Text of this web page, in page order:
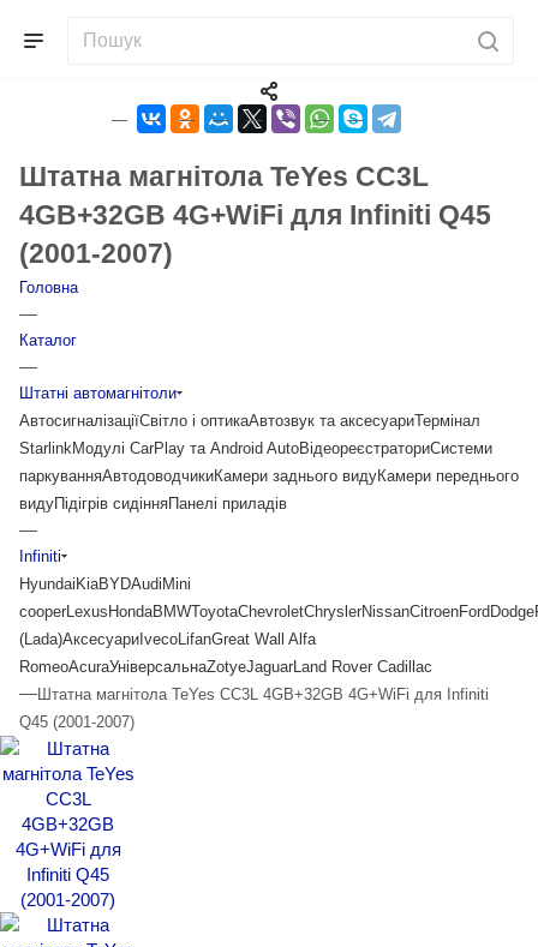
Штатна магнітола TeYes CC3L
4GB+32GB 4G+WiFi для Infiniti Q45
(2001-2007)
Головна
—
Каталог
—
Штатні автомагнітоли
АвтосигналізаціїСвітло і оптикаАвтозвук та аксесуариТермінал
StarlinkМодулі CarPlay та Android AutoВідеореєстраториСистеми
паркуванняАвтодоводчикиКамери заднього видуКамери переднього
видуПідігрів сидінняПанелі приладів
—
Infiniti
Hyundai KiaBYDAudi Mini
cooperLexus HondaBMWToyotaChevroletChryslerNissanCitroenFord Dodge
(Lada)Аксесуари IvecoLifanGreat Wall Alfa
RomeoAcuraУніверсальнаZotyeJaguarLand Rover Cadillac
—Штатна магнітола TeYes CC3L 4GB+32GB 4G+WiFi для Infiniti
Q45 (2001-2007)